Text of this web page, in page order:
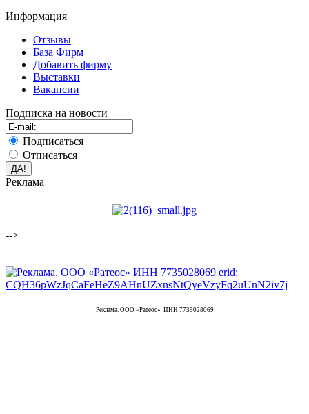
Информация
Отзывы
База Фирм
Добавить фирму
Выставки
Вакансии
Подписка на новости
Подписаться
Отписаться
Реклама
-->
Реклама. ООО «Ратеос» ИНН 7735028069